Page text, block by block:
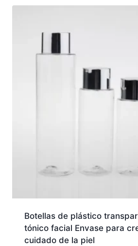
Botellas de plástico
tónico facial Envase para
cuidado de la piel